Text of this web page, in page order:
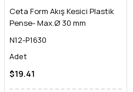
Ceta Form Akış Kesici Plastik
Pense- Max.Ø 30 mm
N12-P1630
Adet
$19.41